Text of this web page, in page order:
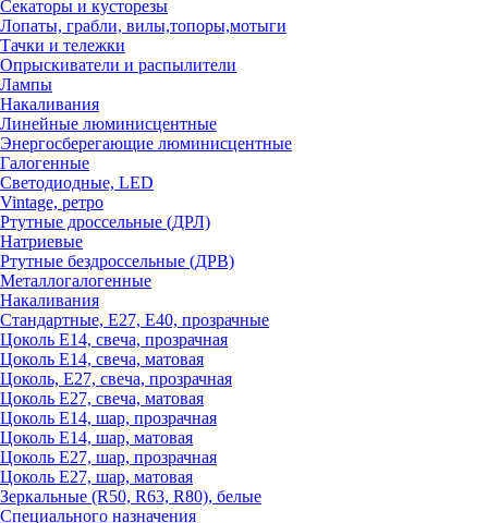
Секаторы и кусторезы
Лопаты, грабли, вилы,топоры,мотыги
Тачки и тележки
Опрыскиватели и распылители
Лампы
Накаливания
Линейные люминисцентные
Энергосберегающие люминисцентные
Галогенные
Светодиодные, LED
Vintage, ретро
Ртутные дроссельные (ДРЛ)
Натриевые
Ртутные бездроссельные (ДРВ)
Металлогалогенные
Накаливания
Стандартные, Е27, Е40, прозрачные
Цоколь Е14, свеча, прозрачная
Цоколь Е14, свеча, матовая
Цоколь, Е27, свеча, прозрачная
Цоколь Е27, свеча, матовая
Цоколь Е14, шар, прозрачная
Цоколь Е14, шар, матовая
Цоколь Е27, шар, прозрачная
Цоколь Е27, шар, матовая
Зеркальные (R50, R63, R80), белые
Специального назначения